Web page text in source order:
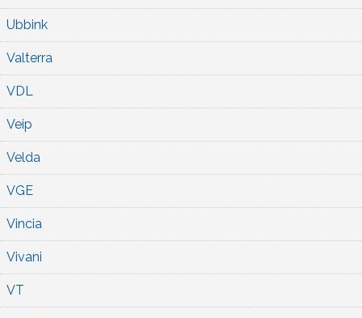
Ubbink
Valterra
VDL
Veip
Velda
VGE
Vincia
Vivani
VT